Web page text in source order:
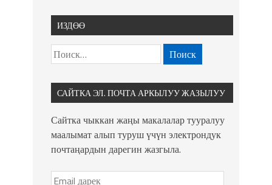
ИЗДӨӨ
САЙТКА ЭЛ. ПОЧТА АРКЫЛУУ ЖАЗЫЛУУ
Сайтка чыккан жаңы макалалар тууралуу
маалымат алып туруш үчүн электрондук
почтаңардын дарегин жазгыла.